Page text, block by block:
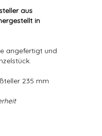
aus
in
angefertigt und
235 mm